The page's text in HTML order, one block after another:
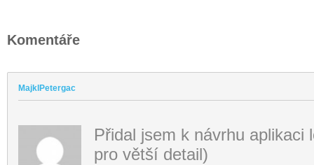
Komentáře
MajklPetergac
Přidal jsem k návrhu
pro větší detail)